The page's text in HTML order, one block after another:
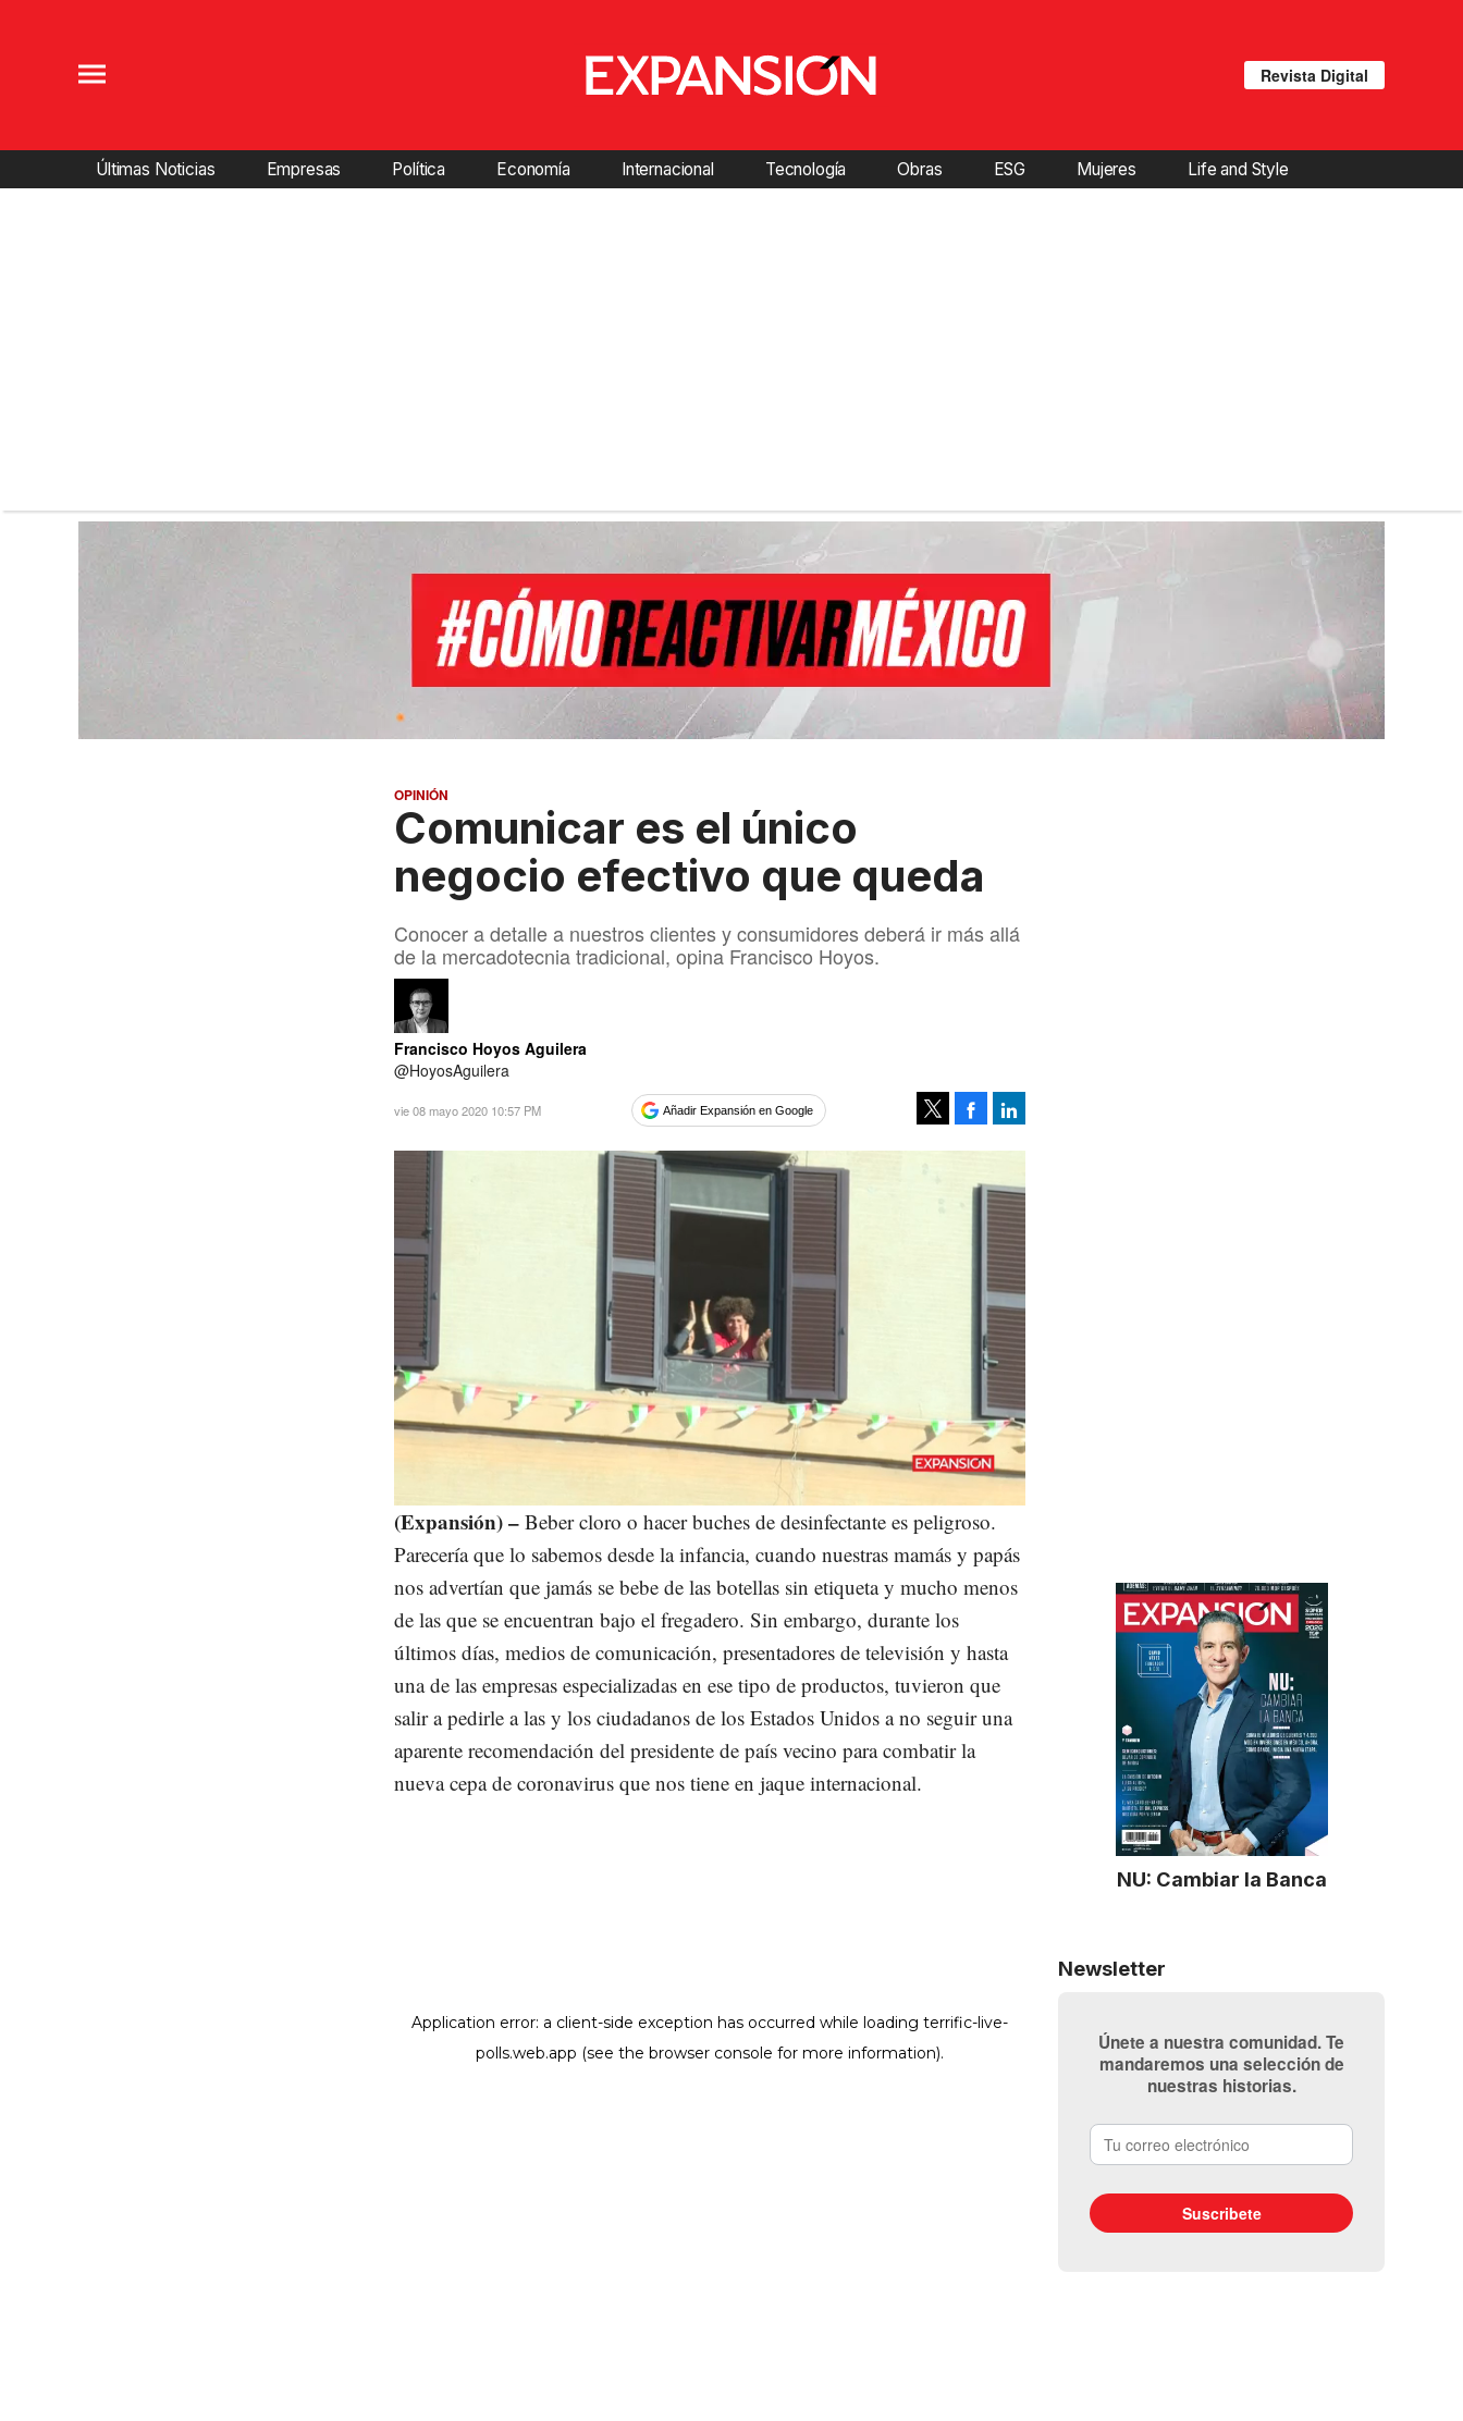
Revista Digital
Últimas Noticias Empresas Política Economía Internacional Tecnología Obras ESG Mujeres Life and Style
NU: Cambiar la Banca
Newsletter
Únete a nuestra comunidad. Te
mandaremos una selección de
nuestras historias.
OPINIÓN
Comunicar es el único
negocio efectivo que queda
Conocer a detalle a nuestros clientes y consumidores deberá ir más allá
de la mercadotecnia tradicional, opina Francisco Hoyos.
Francisco Hoyos Aguilera
@HoyosAguilera
vie 08 mayo 2020 10:57 PM Añadir Expansión en Google Facebook
73.01%
(Expansión) – Beber cloro o hacer buches de desinfectante es peligroso.
Parecería que lo sabemos desde la infancia, cuando nuestras mamás y papás
nos advertían que jamás se bebe de las botellas sin etiqueta y mucho menos
de las que se encuentran bajo el fregadero. Sin embargo, durante los
últimos días, medios de comunicación, presentadores de televisión y hasta
una de las empresas especializadas en ese tipo de productos, tuvieron que
salir a pedirle a las y los ciudadanos de los Estados Unidos a no seguir una
aparente recomendación del presidente de país vecino para combatir la
nueva cepa de coronavirus que nos tiene en jaque internacional.